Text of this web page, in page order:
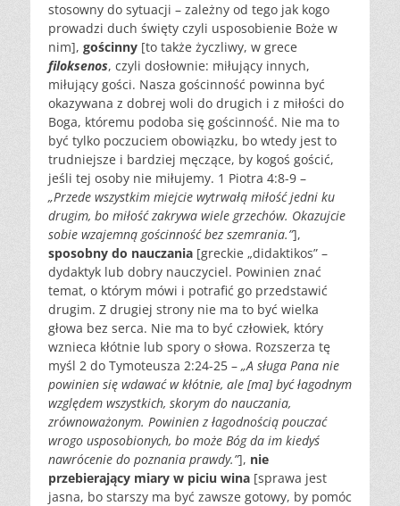
stosowny do sytuacji – zależny od tego jak kogo
prowadzi duch święty czyli usposobienie Boże w
nim], gościnny [to także życzliwy, w grece
filoksenos, czyli dosłownie: miłujący innych,
miłujący gości. Nasza gościnność powinna być
okazywana z dobrej woli do drugich i z miłości do
Boga, któremu podoba się gościnność. Nie ma to
być tylko poczuciem obowiązku, bo wtedy jest to
trudniejsze i bardziej męczące, by kogoś gościć,
jeśli tej osoby nie miłujemy. 1 Piotra 4:8-9 –
„Przede wszystkim miejcie wytrwałą miłość jedni ku
drugim, bo miłość zakrywa wiele grzechów. Okazujcie
sobie wzajemną gościnność bez szemrania.”],
sposobny do nauczania [greckie „didaktikos” –
dydaktyk lub dobry nauczyciel. Powinien znać
temat, o którym mówi i potrafić go przedstawić
drugim. Z drugiej strony nie ma to być wielka
głowa bez serca. Nie ma to być człowiek, który
wznieca kłótnie lub spory o słowa. Rozszerza tę
myśl 2 do Tymoteusza 2:24-25 – „A sługa Pana nie
powinien się wdawać w kłótnie, ale [ma] być łagodnym
względem wszystkich, skorym do nauczania,
zrównoważonym. Powinien z łagodnością pouczać
wrogo usposobionych, bo może Bóg da im kiedyś
nawrócenie do poznania prawdy.”], nie
przebierający miary w piciu wina [sprawa jest
jasna, bo starszy ma być zawsze gotowy, by pomóc